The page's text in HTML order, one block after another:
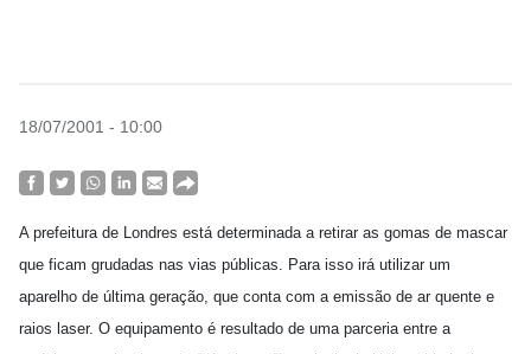
18/07/2001 - 10:00
A prefeitura de Londres está determinada a retirar as gomas de mascar
que ficam grudadas nas vias públicas. Para isso irá utilizar um
aparelho de última geração, que conta com a emissão de ar quente e
raios laser. O equipamento é resultado de uma parceria entre a